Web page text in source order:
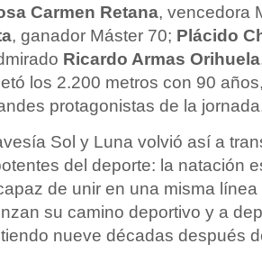
Carmen Retana, vencedora
, ganador Máster 70; Plácido
Ricardo Armas Orihuela
los 2.200 metros con 90
protagonistas de la
Sol y Luna volvió así a
del deporte: la natación
de unir en una misma
su camino deportivo y a
nueve décadas después